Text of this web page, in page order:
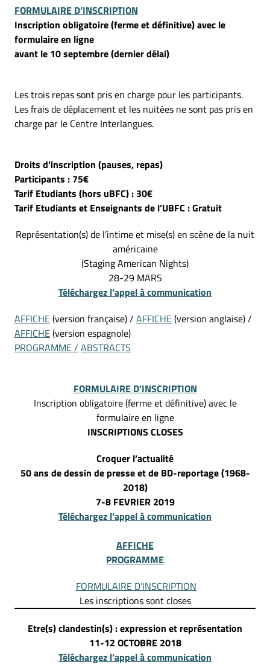
FORMULAIRE D’INSCRIPTION
Inscription obligatoire (ferme et définitive) avec le
formulaire en ligne
avant le 10 septembre (dernier délai)
Les trois repas sont pris en charge pour les participants.
Les frais de déplacement et les nuitées ne sont pas pris en
charge par le Centre Interlangues.
Droits d’inscription (pauses, repas)
Participants : 75€
Tarif Etudiants (hors uBFC) : 30€
Tarif Etudiants et Enseignants de l’UBFC : Gratuit
Représentation(s) de l’intime et mise(s) en scène de la nuit
américaine
(Staging American Nights)
28-29 MARS
Téléchargez l’appel à communication
AFFICHE (version française) / AFFICHE (version anglaise) /
AFFICHE (version espagnole)
PROGRAMME / ABSTRACTS
FORMULAIRE D’INSCRIPTION
Inscription obligatoire (ferme et définitive) avec le
formulaire en ligne
INSCRIPTIONS CLOSES
Croquer l’actualité
50 ans de dessin de presse et de BD-reportage (1968-
2018)
7-8 FEVRIER 2019
Téléchargez l’appel à communication
AFFICHE
PROGRAMME
FORMULAIRE D’INSCRIPTION
Les inscriptions sont closes
Etre(s) clandestin(s) : expression et représentation
11-12 OCTOBRE 2018
Téléchargez l’appel à communication